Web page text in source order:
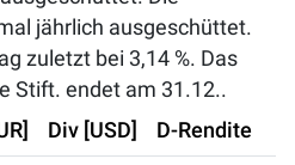
jährlich ausgeschüttet.
zuletzt bei 3,14 %. Das
Stift. endet am 31.12..
Div [USD] D-Rendite